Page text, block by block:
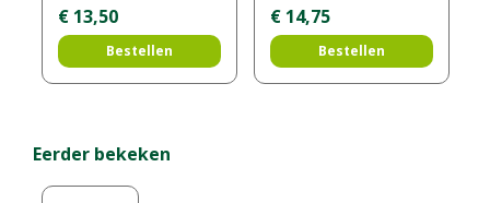
€ 13,50
Bestellen
€ 14,75
Bestellen
Eerder bekeken